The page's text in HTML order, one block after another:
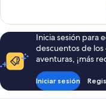
individuales,
2
camas
dobles,
fumadores
Premium
con
2
camas
individuales,
camas
Inicia sesión para
descuentos de
aventuras, ¡más
Iniciar sesión